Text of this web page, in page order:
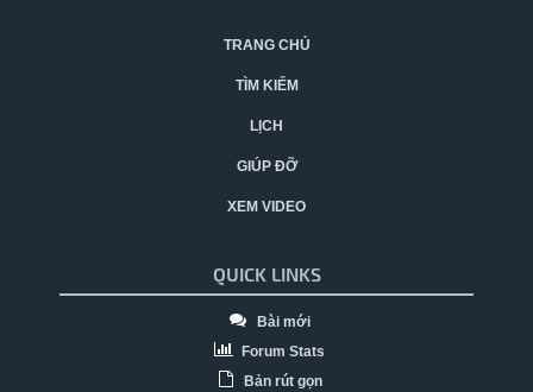
TRANG CHỦ
TÌM KIẾM
LỊCH
GIÚP ĐỠ
XEM VIDEO
QUICK LINKS
Bài mới
Forum Stats
Bản rút gọn